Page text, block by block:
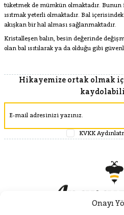
Onayı
tüketmek de mümkün olmaktadır. Bunun
ısıtmak yeterli olmaktadır. Bal
akışkan bir hal alması sağlanmaktadır.
Kristalleşen balın, besin değerinde
olan bal ısıtılarak ya da olduğu gibi
Hikayemize ortak olmak
KVKK